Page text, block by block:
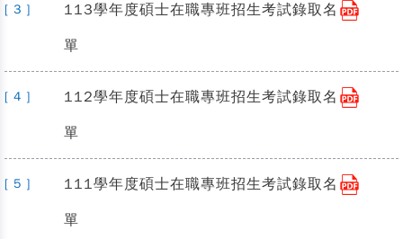
[ 3 ]
113學年度碩士在職專班招生考試錄取名
單
[ 4 ]
112學年度碩士在職專班招生考試錄取名
單
[ 5 ]
111學年度碩士在職專班招生考試錄取名
單